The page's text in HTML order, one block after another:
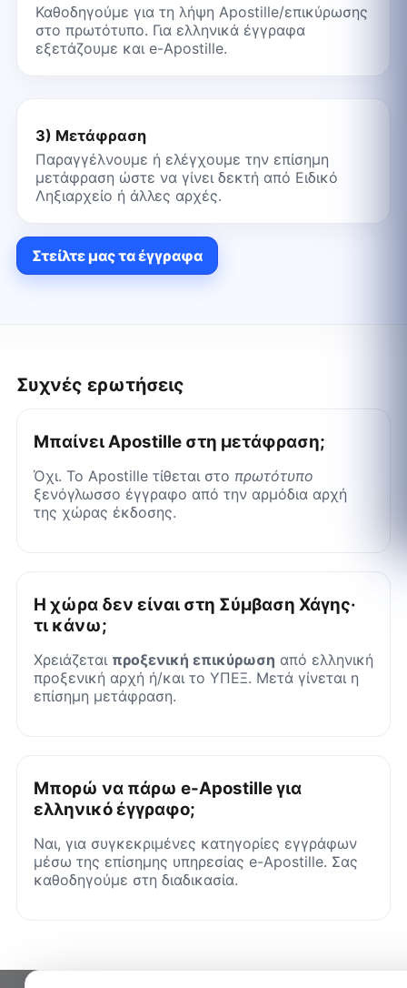
Καθοδηγούμε για τη λήψη Apostille/επικύρωσης
στο πρωτότυπο. Για ελληνικά έγγραφα
εξετάζουμε και e-Apostille.
3) Μετάφραση
Παραγγέλνουμε ή ελέγχουμε την επίσημη
μετάφραση ώστε να γίνει δεκτή από Ειδικό
Ληξιαρχείο ή άλλες αρχές.
Στείλτε μας τα έγγραφα
Συχνές ερωτήσεις
Μπαίνει Apostille στη μετάφραση;
Όχι. Το Apostille τίθεται στο πρωτότυπο
ξενόγλωσσο έγγραφο από την αρμόδια αρχή
της χώρας έκδοσης.
Η χώρα δεν είναι στη Σύμβαση Χάγης·
τι κάνω;
Χρειάζεται προξενική επικύρωση από ελληνική
προξενική αρχή ή/και το ΥΠΕΞ. Μετά γίνεται η
επίσημη μετάφραση.
Μπορώ να πάρω e-Apostille για
ελληνικό έγγραφο;
Ναι, για συγκεκριμένες κατηγορίες εγγράφων
μέσω της επίσημης υπηρεσίας e-Apostille. Σας
καθοδηγούμε στη διαδικασία.